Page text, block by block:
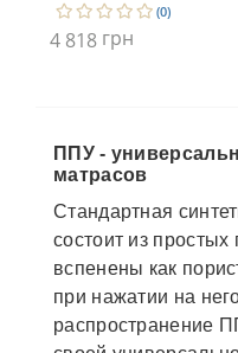
(0)
4 818 грн
ППУ -
матрасов
Стандартная
состоит из
вспенены как
при нажатии на
распространение